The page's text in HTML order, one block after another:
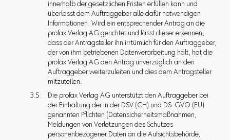
innerhalb der gesetzlichen Fristen erfüllen kann und
überlässt dem Auftraggeber alle dafür notwendigen
Informationen. Wird ein entsprechender Antrag an die
profax Verlag AG gerichtet und lässt dieser erkennen,
dass der Antragsteller ihn irrtümlich für den Auftraggeber,
der von ihm betriebenen Datenverarbeitung hält, hat die
profax Verlag AG den Antrag unverzüglich an den
Auftraggeber weiterzuleiten und dies dem Antragsteller
mitzuteilen.
Die profax Verlag AG unterstützt den Auftraggeber bei
der Einhaltung der in der DSV (CH) und DS-GVO (EU)
genannten Pflichten (Datensicherheitsmaßnahmen,
Meldungen von Verletzungen des Schutzes
personenbezogener Daten an die Aufsichtsbehörde,